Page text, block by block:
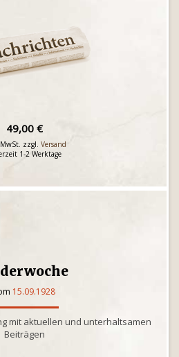
49,00 €
zzgl. Versand
1-2 Werktage
15.09.1928
mit aktuellen und unterhaltsamen
Beiträgen